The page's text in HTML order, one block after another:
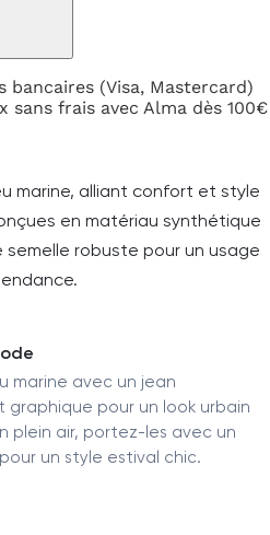
bancaires (Visa, Mastercard)
sans frais avec Alma dès 100€
marine, alliant confort et style
en matériau synthétique
robuste pour un usage
marine avec un jean
pour un look urbain
plein air, portez-les avec un
un style estival chic.